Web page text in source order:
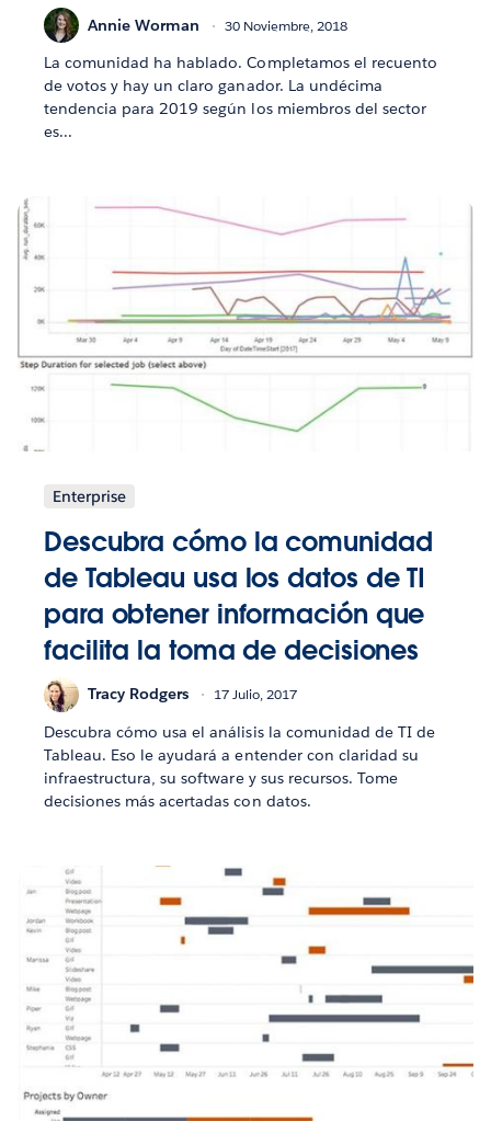
Annie Worman 30 Noviembre, 2018
La comunidad ha hablado. Completamos el recuento
de votos y hay un claro ganador. La undécima
tendencia para 2019 según los miembros del sector
es...
Enterprise
Descubra cómo la comunidad
de Tableau usa los datos de TI
para obtener información que
facilita la toma de decisiones
Tracy Rodgers 17 Julio, 2017
Descubra cómo usa el análisis la comunidad de TI de
Tableau. Eso le ayudará a entender con claridad su
infraestructura, su software y sus recursos. Tome
decisiones más acertadas con datos.